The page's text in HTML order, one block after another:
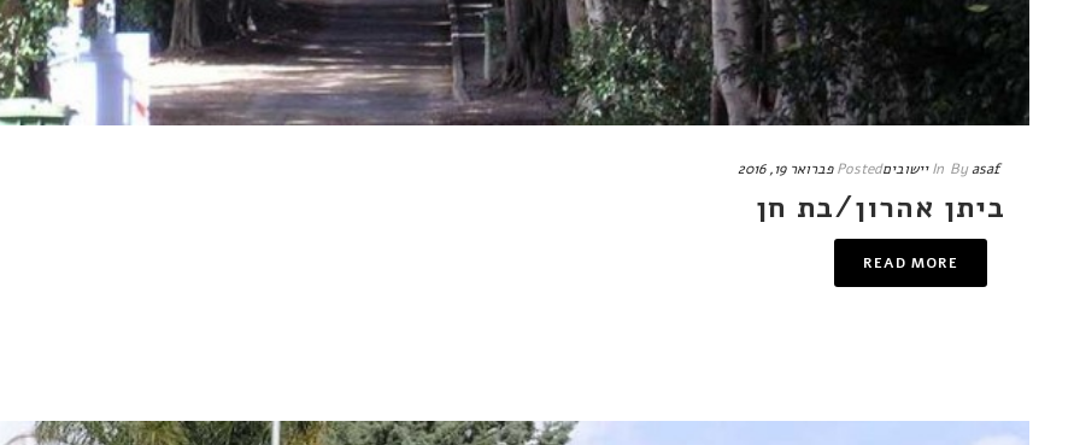
Byasaf
In יישוביםPosted פברואר 19, 2016
ביתן אהרון/בת חן
READ MORE